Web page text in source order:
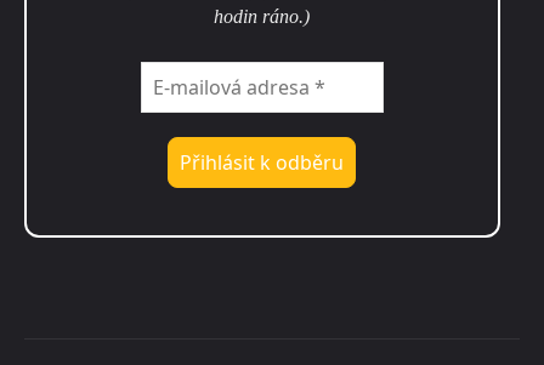
hodin ráno.)